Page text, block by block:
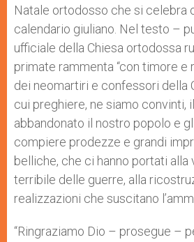
Natale ortodosso che si celebra
calendario giuliano. Nel testo –
ufficiale della Chiesa ortodossa
primate rammenta “con timore e
dei neomartiri e confessori della
cui preghiere, ne siamo convinti,
abbandonato il nostro popolo e
compiere prodezze e grandi
belliche, che ci hanno portati alla
terribile delle guerre, alla
realizzazioni che suscitano
“Ringraziamo Dio – prosegue –